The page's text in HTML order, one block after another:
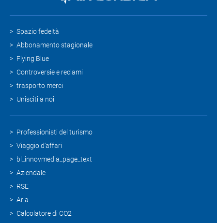
Spazio fedeltà
Abbonamento stagionale
Flying Blue
Controversie e reclami
trasporto merci
Unisciti a noi
Professionisti del turismo
Viaggio d'affari
bl_innovmedia_page_text
Aziendale
RSE
Aria
Calcolatore di CO2